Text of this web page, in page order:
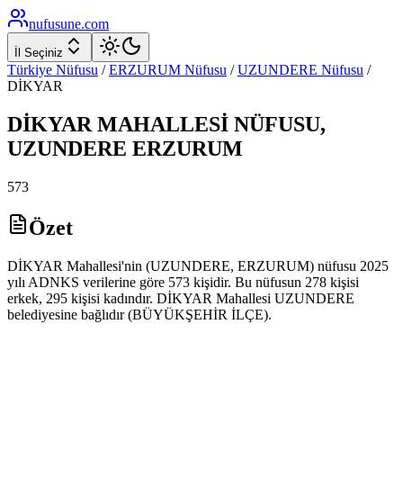
nufusune.com
İl Seçiniz
Türkiye Nüfusu / ERZURUM Nüfusu / UZUNDERE Nüfusu /
DİKYAR
DİKYAR MAHALLESİ NÜFUSU,
UZUNDERE ERZURUM
573
Özet
DİKYAR Mahallesi'nin (UZUNDERE, ERZURUM) nüfusu 2025
yılı ADNKS verilerine göre 573 kişidir. Bu nüfusun 278 kişisi
erkek, 295 kişisi kadındır. DİKYAR Mahallesi UZUNDERE
belediyesine bağlıdır (BÜYÜKŞEHİR İLÇE).